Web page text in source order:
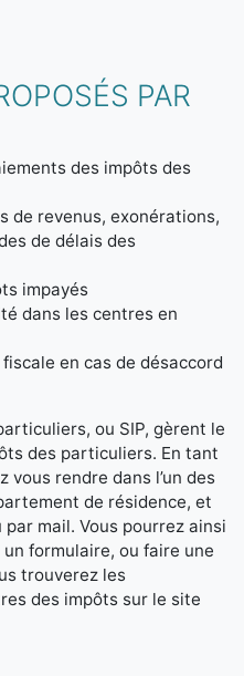
PAR
des impôts des
de revenus, exonérations,
de délais des
impayés
dans les centres en
en cas de désaccord
ou SIP, gèrent le
des particuliers. En tant
vous rendre dans l’un des
de résidence, et
mail. Vous pourrez ainsi
formulaire, ou faire une
trouverez les
des impôts sur le site